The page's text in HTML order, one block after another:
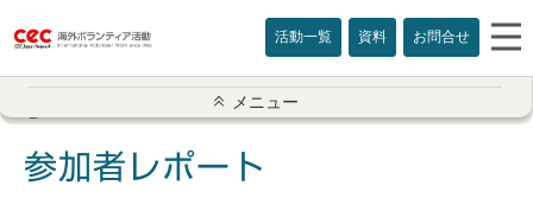
活動一覧 資料 お問合せ
参加者レポート一覧
アメリカ
メニュー
参加者レポート